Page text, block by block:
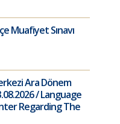
Muafiyet Sınavı
Ara Dönem
/ Language
Regarding The